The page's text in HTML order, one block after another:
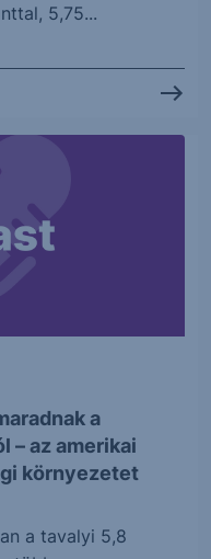
5,75...
a
– az amerikai
környezetet
a tavalyi 5,8